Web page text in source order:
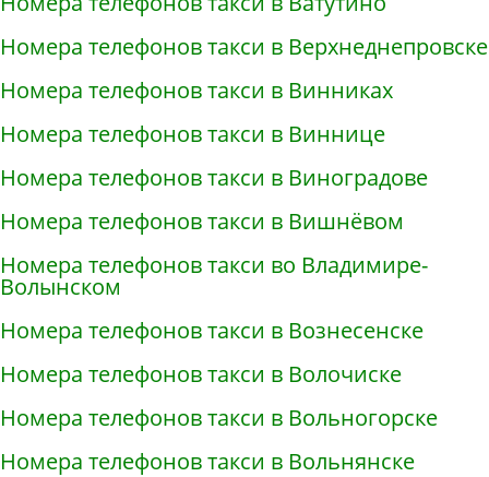
Номера телефонов такси в Верхнеднепровске
Номера телефонов такси в Винниках
Номера телефонов такси в Виннице
Номера телефонов такси в Виноградове
Номера телефонов такси в Вишнёвом
Номера телефонов такси во Владимире-
Волынском
Номера телефонов такси в Вознесенске
Номера телефонов такси в Волочиске
Номера телефонов такси в Вольногорске
Номера телефонов такси в Вольнянске